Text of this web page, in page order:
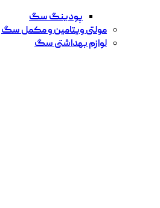
پودینگ سگ
مولتی ویتامین و مکمل سگ
لوازم بهداشتی سگ